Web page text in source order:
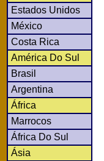
Estados Unidos
México
Costa Rica
América Do Sul
Brasil
Argentina
África
Marrocos
África Do Sul
Ásia